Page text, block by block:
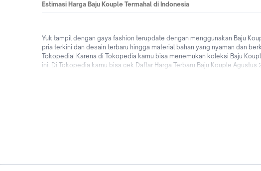
Estimasi Harga Baju Kouple Termahal di Indonesia
Yuk tampil dengan gaya fashion terupdate dengan menggunakan Baju
pria terkini dan desain terbaru hingga material bahan yang nyaman dan
Tokopedia! Karena di Tokopedia kamu bisa menemukan koleksi Baju
ini. Di Tokopedia kamu bisa cek Daftar Harga Terbaru Baju Kouple
ongkir, bisa bayar ditempat (COD), cicilan 0% dari berbagai bank di
dengan beli Baju Kouple terbaik online di Tokopedia! Jual & beli Baju